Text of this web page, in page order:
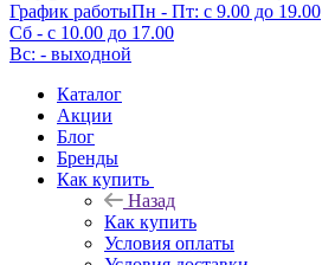
График работыПн - Пт: с 9.00 до 19.00
Сб - с 10.00 до 17.00
Вс: - выходной
Каталог
Акции
Блог
Бренды
Как купить
Назад
Как купить
Условия оплаты